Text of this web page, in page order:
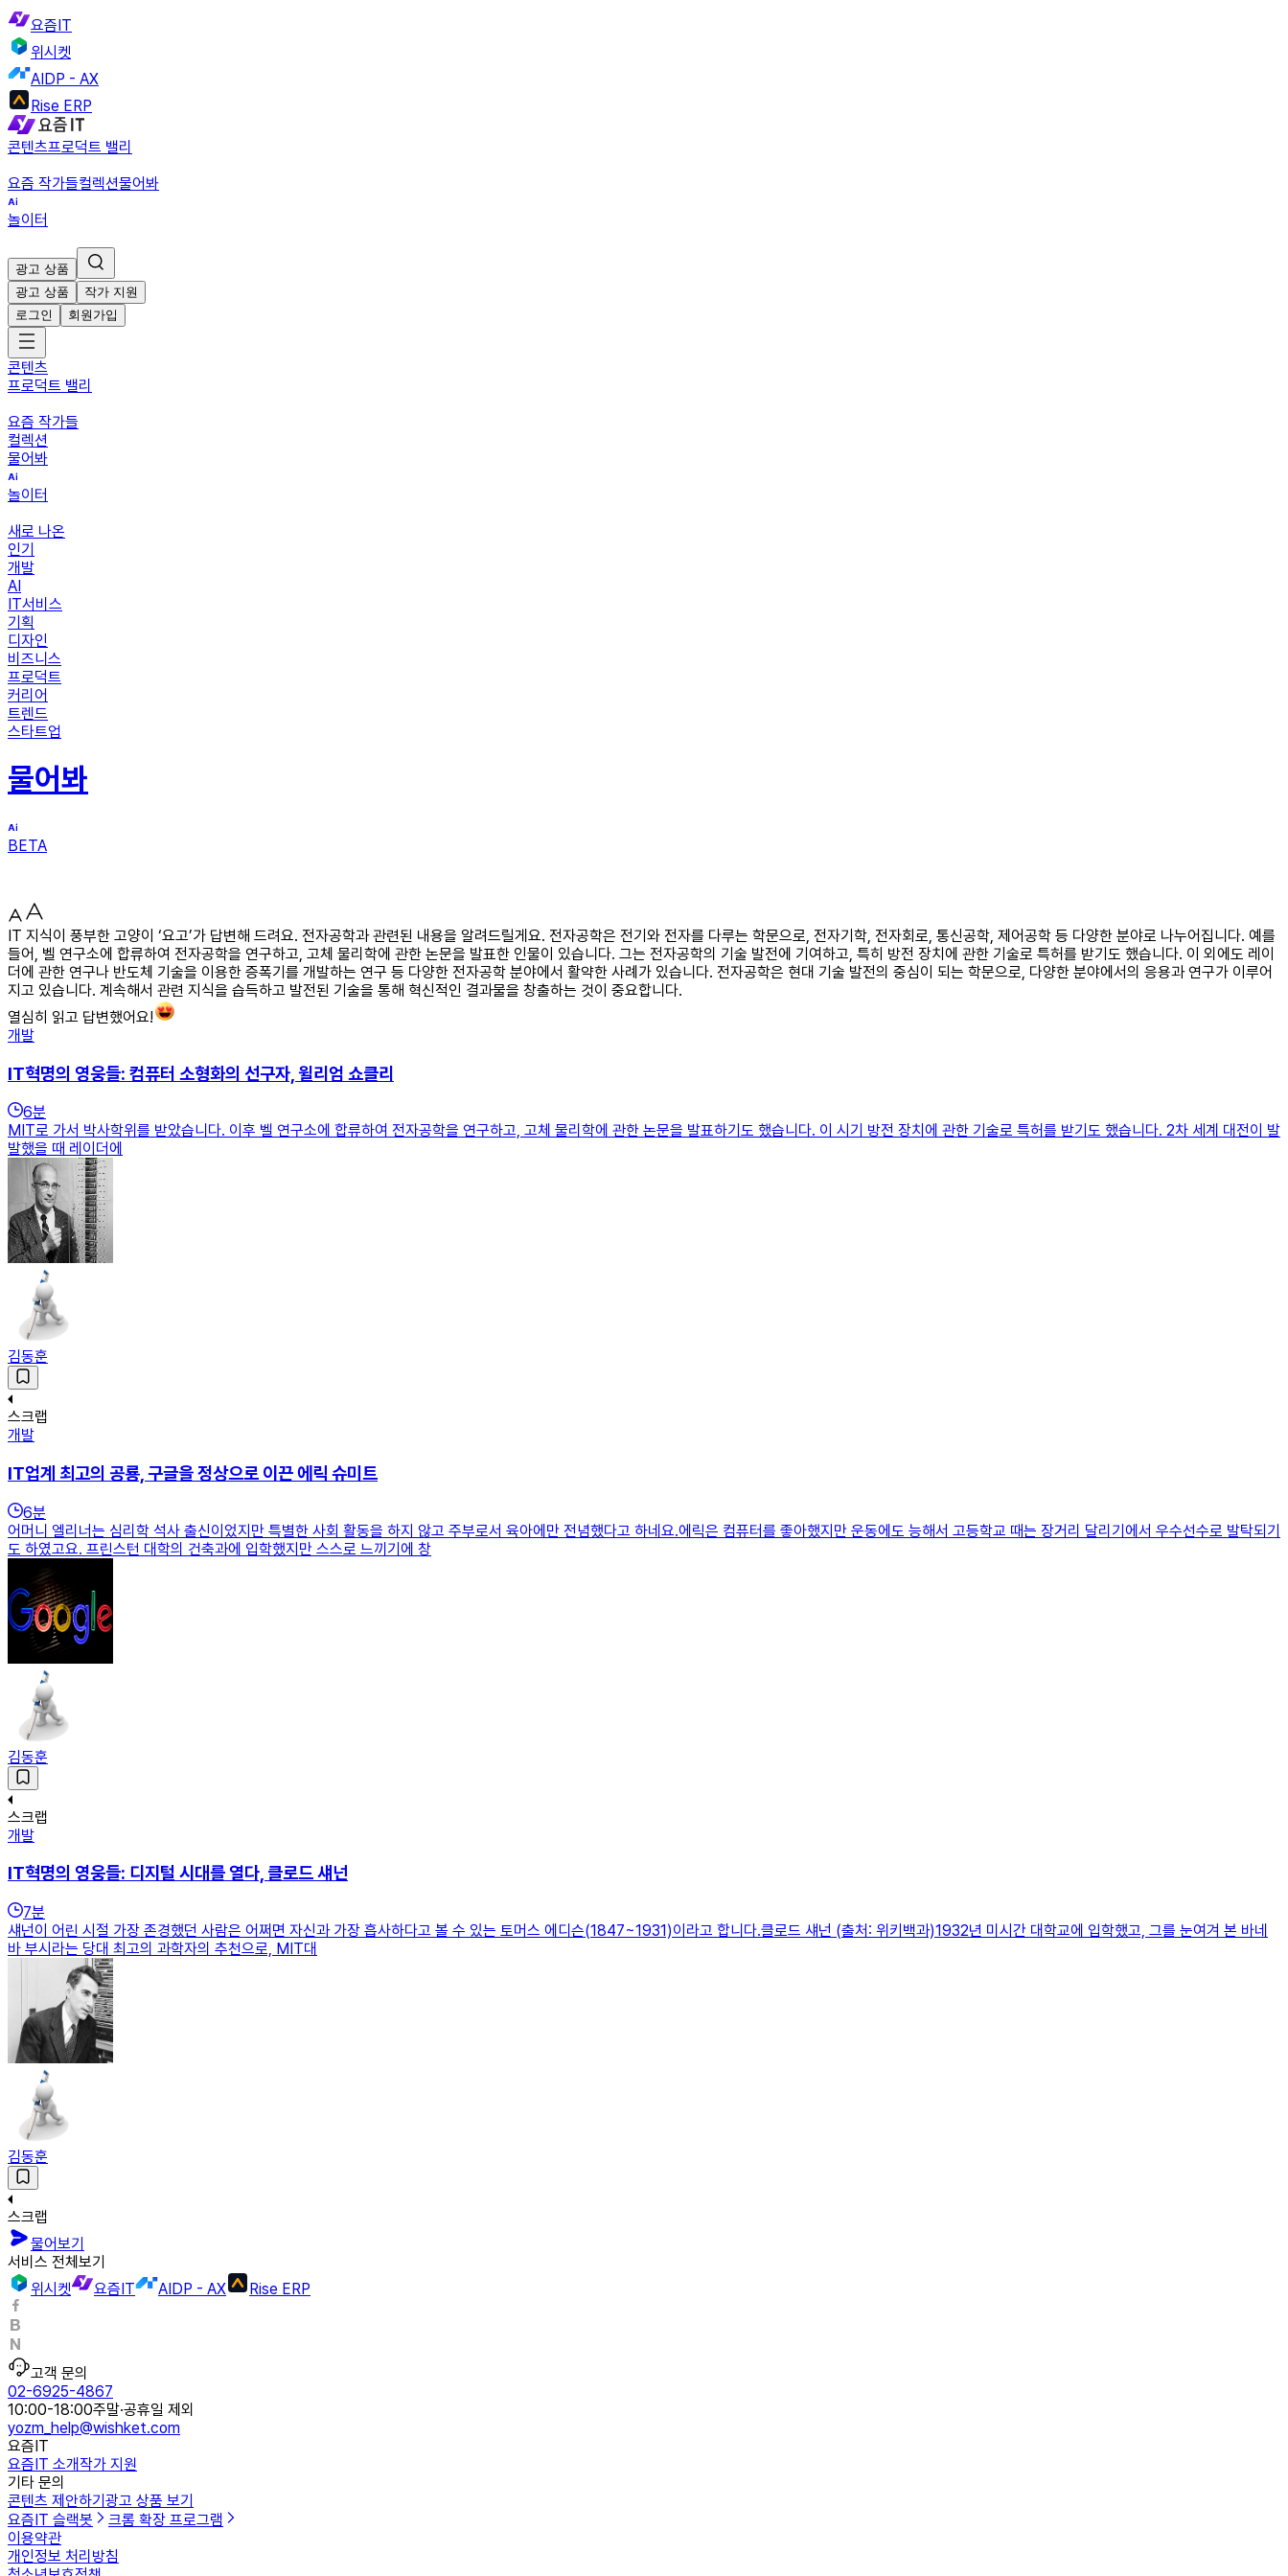
요즘IT
위시켓
AIDP - AX
Rise ERP
콘텐츠프로덕트 밸리
요즘 작가들컬렉션물어봐
놀이터
광고 상품
광고 상품
작가 지원
로그인
회원가입
콘텐츠
프로덕트 밸리
요즘 작가들
컬렉션
물어봐
놀이터
새로 나온
인기
개발
AI
IT서비스
기획
디자인
비즈니스
프로덕트
커리어
트렌드
스타트업
물어봐
BETA
IT 지식이 풍부한 고양이 ‘요고’가 답변해 드려요. 전자공학과 관련된 내용을 알려드릴게요. 전자공학은 전기와 전자를 다루는 학문으로, 전자기학, 전자회로, 통신공학, 제어공학 등 다양한 분야로 나누어집니다. 예를
들어, 벨 연구소에 합류하여 전자공학을 연구하고, 고체 물리학에 관한 논문을 발표한 인물이 있습니다. 그는 전자공학의 기술 발전에 기여하고, 특히 방전 장치에 관한 기술로 특허를 받기도 했습니다. 이 외에도 레이
더에 관한 연구나 반도체 기술을 이용한 증폭기를 개발하는 연구 등 다양한 전자공학 분야에서 활약한 사례가 있습니다. 전자공학은 현대 기술 발전의 중심이 되는 학문으로, 다양한 분야에서의 응용과 연구가 이루어
지고 있습니다. 계속해서 관련 지식을 습득하고 발전된 기술을 통해 혁신적인 결과물을 창출하는 것이 중요합니다.
열심히 읽고 답변했어요!
개발
IT혁명의 영웅들: 컴퓨터 소형화의 선구자, 윌리엄 쇼클리
6분
MIT로 가서 박사학위를 받았습니다. 이후 벨 연구소에 합류하여 전자공학을 연구하고, 고체 물리학에 관한 논문을 발표하기도 했습니다. 이 시기 방전 장치에 관한 기술로 특허를 받기도 했습니다. 2차 세계 대전이 발
발했을 때 레이더에
김동훈
스크랩
개발
IT업계 최고의 공룡, 구글을 정상으로 이끈 에릭 슈미트
6분
어머니 엘리너는 심리학 석사 출신이었지만 특별한 사회 활동을 하지 않고 주부로서 육아에만 전념했다고 하네요.에릭은 컴퓨터를 좋아했지만 운동에도 능해서 고등학교 때는 장거리 달리기에서 우수선수로 발탁되기
도 하였고요. 프린스턴 대학의 건축과에 입학했지만 스스로 느끼기에 창
김동훈
스크랩
개발
IT혁명의 영웅들: 디지털 시대를 열다, 클로드 섀넌
7분
섀넌이 어린 시절 가장 존경했던 사람은 어쩌면 자신과 가장 흡사하다고 볼 수 있는 토머스 에디슨(1847~1931)이라고 합니다.클로드 섀넌 (출처: 위키백과)1932년 미시간 대학교에 입학했고, 그를 눈여겨 본 바네
바 부시라는 당대 최고의 과학자의 추천으로, MIT대
김동훈
스크랩
물어보기
서비스 전체보기
위시켓
요즘IT AIDP - AX Rise ERP
고객 문의
02-6925-4867
10:00-18:00주말·공휴일 제외
yozm_help@wishket.com
요즘IT
요즘IT 소개작가 지원
기타 문의
콘텐츠 제안하기 광고 상품 보기
요즘IT 슬랙봇
크롬 확장 프로그램
이용약관
개인정보 처리방침